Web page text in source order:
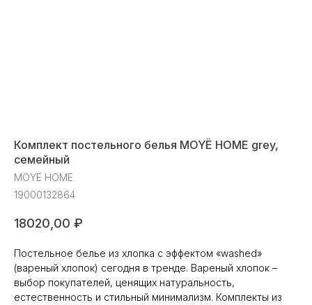
Комплект постельного белья MOYЁ HOME grey,
семейный
MOYЁ HOME
19000132864
18020,00 ₽
Постельное белье из хлопка с эффектом «washed»
(вареный хлопок) сегодня в тренде. Вареный хлопок –
выбор покупателей, ценящих натуральность,
естественность и стильный минимализм. Комплекты из